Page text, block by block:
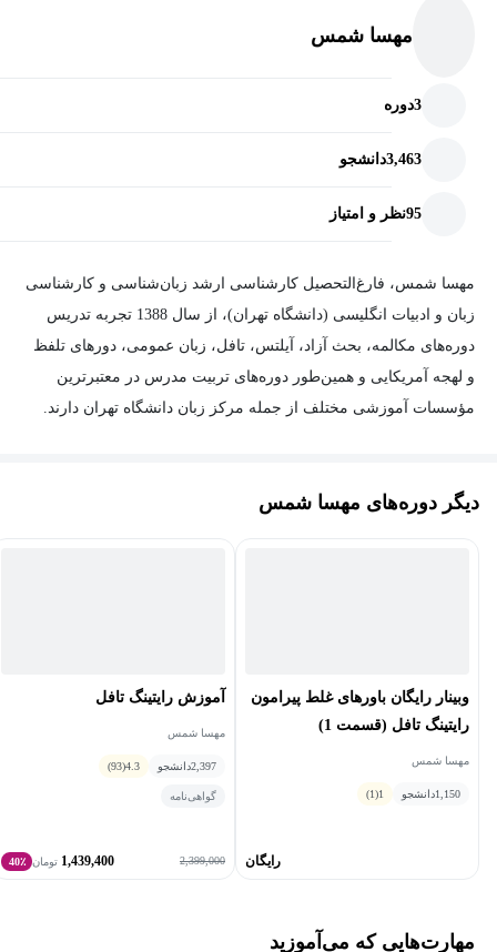
مهسا شمس
3دوره
3,463دانشجو
95نظر و امتیاز
مهسا شمس، فارغ‌التحصیل کارشناسی ارشد زبان‌شناسی و کارشناسی
زبان و ادبیات انگلیسی (دانشگاه تهران)، از سال 1388 تجربه‌ تدریس
دوره‌های مکالمه، بحث آزاد، آیلتس، تافل، زبان عمومی، دورهای تلفظ
و لهجه آمریکایی و همین‌طور دوره‌های تربیت مدرس در معتبر‌ترین
مؤسسات آموزشی مختلف از جمله مرکز زبان دانشگاه تهران دارند.
دیگر دوره‌های مهسا شمس
وبینار رایگان باورهای غلط پیرامون
رایتینگ تافل (قسمت 1)
مهسا شمس
1,150دانشجو 1
(1)
رایگان
آموزش رایتینگ تافل
مهسا شمس
2,397دانشجو 4.3
(93)
گواهی‌نامه
2,399,000
1,439,400 تومان 40٪
مهارت‌هایی که می‌آموزید